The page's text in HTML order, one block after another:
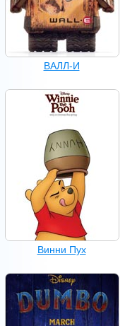
ВАЛЛ-И
Винни Пух